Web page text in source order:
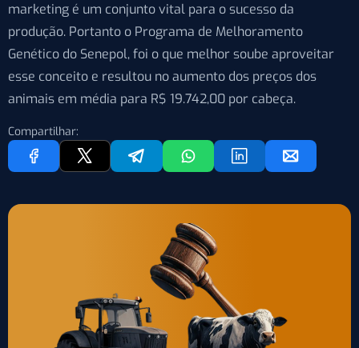
marketing é um conjunto vital para o sucesso da
produção. Portanto o Programa de Melhoramento
Genético do Senepol, foi o que melhor soube aproveitar
esse conceito e resultou no aumento dos preços dos
animais em média para R$ 19.742,00 por cabeça.
Compartilhar: